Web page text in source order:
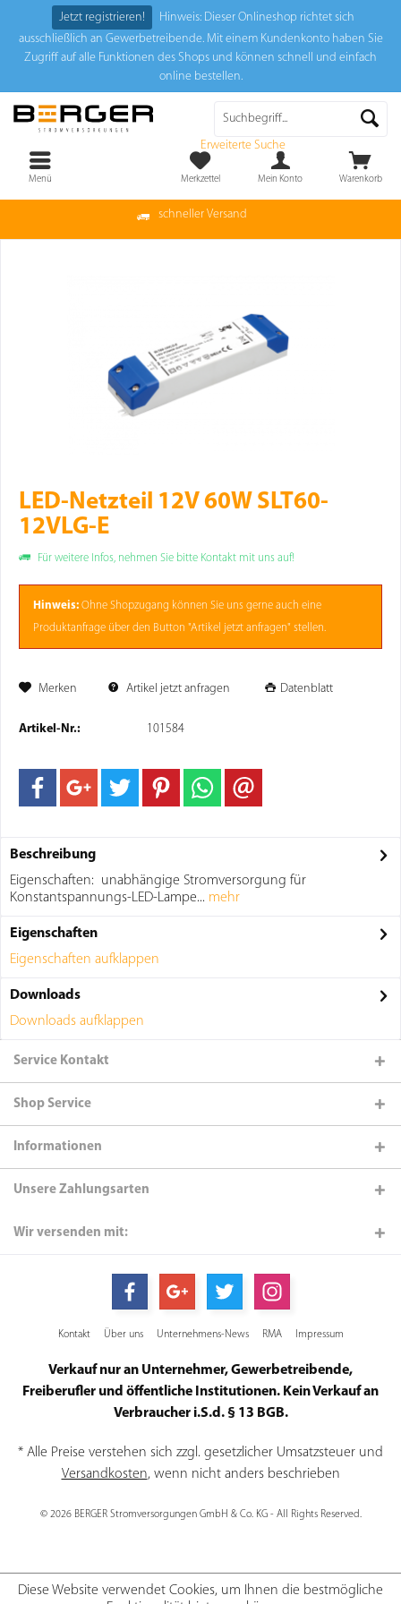
Jetzt registrieren!
Hinweis: Dieser Onlineshop richtet sich
ausschließlich an Gewerbetreibende. Mit einem Kundenkonto haben Sie
Zugriff auf alle Funktionen des Shops und können schnell und einfach
online bestellen.
schneller Versand
Erweiterte Suche
Warenkorb
Merkzettel Mein Konto
Menü
LED-Netzteil 12V 60W SLT60-
12VLG-E
Für weitere Infos, nehmen Sie bitte Kontakt mit uns auf!
Hinweis: Ohne Shopzugang können Sie uns gerne auch eine
Produktanfrage über den Button "Artikel jetzt anfragen" stellen.
Merken Artikel jetzt anfragen Datenblatt
Artikel-Nr.: 101584
Beschreibung
Eigenschaften: unabhängige Stromversorgung für
Konstantspannungs-LED-Lampe... mehr
Eigenschaften
Eigenschaften aufklappen
Downloads
Downloads aufklappen
Service Kontakt
Shop Service
Informationen
Unsere Zahlungsarten
Wir versenden mit:
Kontakt Über uns Unternehmens-News RMA Impressum
Verkauf nur an Unternehmer, Gewerbetreibende,
Freiberufler und öffentliche Institutionen. Kein Verkauf an
Verbraucher i.S.d. § 13 BGB.
* Alle Preise verstehen sich zzgl. gesetzlicher Umsatzsteuer und
Versandkosten, wenn nicht anders beschrieben
© 2026 BERGER Stromversorgungen GmbH & Co. KG - All Rights Reserved.
Diese Website verwendet Cookies, um Ihnen die bestmögliche